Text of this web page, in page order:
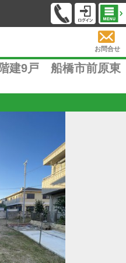
お問合せ
建9戸 船橋市前原東